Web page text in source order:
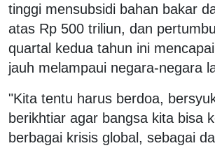
tinggi mensubsidi bahan bakar
atas Rp 500 triliun, dan
quartal kedua tahun ini
jauh melampaui negara-negara
"Kita tentu harus berdoa,
berikhtiar agar bangsa kita bisa
berbagai krisis global, sebagai